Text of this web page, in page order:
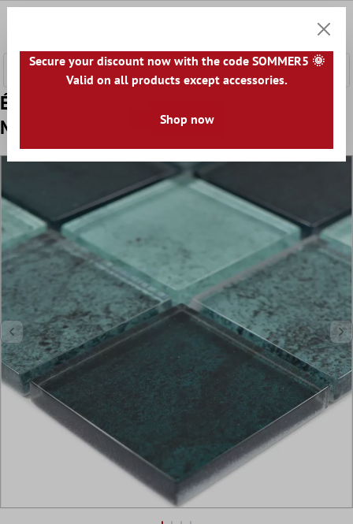
Panier
Échantillon Mosaïque En Verre Carrelage
Mignon Petrol
Secure your discount now with the code SOMMER5 🌞
Valid on all products except accessories.
Shop now